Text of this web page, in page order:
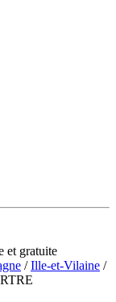
et gratuite
/Ille-et-Vilaine /